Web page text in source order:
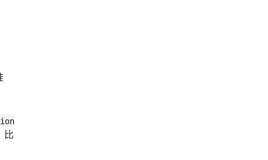
比